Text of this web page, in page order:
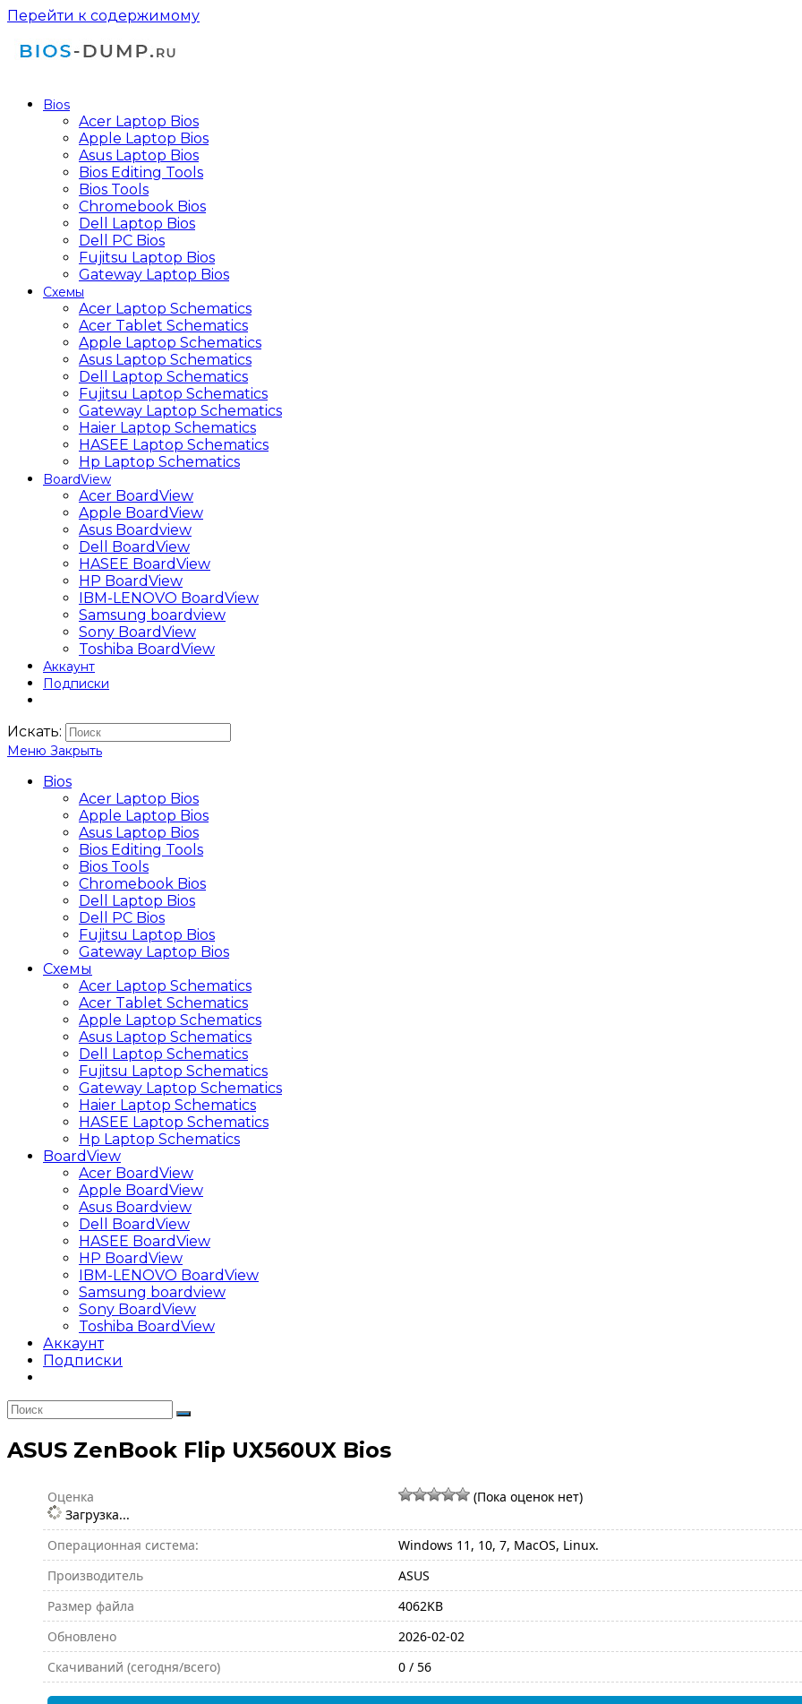
Перейти к содержимому
Bios
Acer Laptop Bios
Apple Laptop Bios
Asus Laptop Bios
Bios Editing Tools
Bios Tools
Chromebook Bios
Dell Laptop Bios
Dell PC Bios
Fujitsu Laptop Bios
Gateway Laptop Bios
Схемы
Acer Laptop Schematics
Acer Tablet Schematics
Apple Laptop Schematics
Asus Laptop Schematics
Dell Laptop Schematics
Fujitsu Laptop Schematics
Gateway Laptop Schematics
Haier Laptop Schematics
HASEE Laptop Schematics
Hp Laptop Schematics
BoardView
Acer BoardView
Apple BoardView
Asus Boardview
Dell BoardView
HASEE BoardView
HP BoardView
IBM-LENOVO BoardView
Samsung boardview
Sony BoardView
Toshiba BoardView
Аккаунт
Подписки
Искать:
Меню Закрыть
Bios
Acer Laptop Bios
Apple Laptop Bios
Asus Laptop Bios
Bios Editing Tools
Bios Tools
Chromebook Bios
Dell Laptop Bios
Dell PC Bios
Fujitsu Laptop Bios
Gateway Laptop Bios
Схемы
Acer Laptop Schematics
Acer Tablet Schematics
Apple Laptop Schematics
Asus Laptop Schematics
Dell Laptop Schematics
Fujitsu Laptop Schematics
Gateway Laptop Schematics
Haier Laptop Schematics
HASEE Laptop Schematics
Hp Laptop Schematics
BoardView
Acer BoardView
Apple BoardView
Asus Boardview
Dell BoardView
HASEE BoardView
HP BoardView
IBM-LENOVO BoardView
Samsung boardview
Sony BoardView
Toshiba BoardView
Аккаунт
Подписки
ASUS ZenBook Flip UX560UX Bios
Оценка
(Пока оценок нет)
Загрузка...
Операционная система:
Windows 11, 10, 7, MacOS, Linux.
Производитель
ASUS
Размер файла
4062KB
Обновлено
2026-02-02
Скачиваний (сегодня/всего)
0 / 56